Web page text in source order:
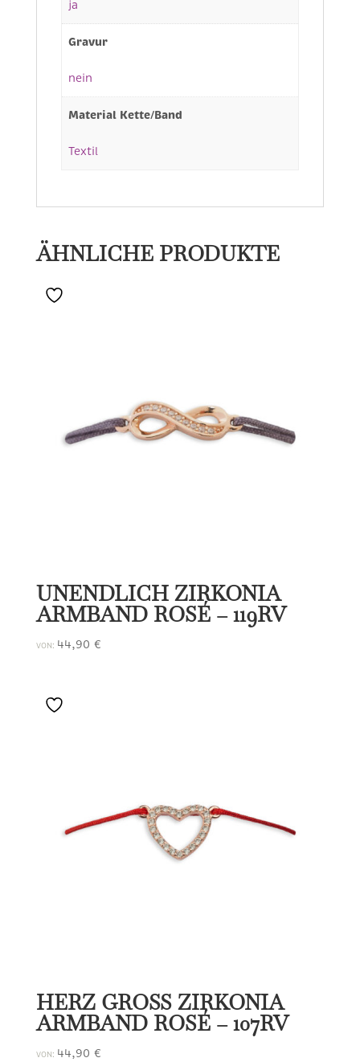
ja
Gravur
nein
Material Kette/Band
Textil
ÄHNLICHE PRODUKTE
UNENDLICH ZIRKONIA
ARMBAND ROSÉ – 119RV
VON: 44,90 €
HERZ GROSS ZIRKONIA
ARMBAND ROSÉ – 107RV
VON: 44,90 €